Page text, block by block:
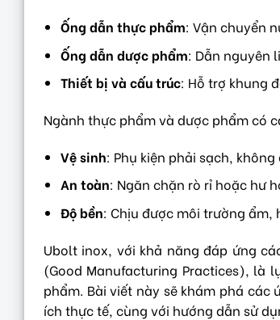
Ống dẫn thực phẩm: Vận chuyển
Ống dẫn dược phẩm: Dẫn nguyên
Thiết bị và cấu trúc: Hỗ trợ khung
Ngành thực phẩm và dược phẩm có
Vệ sinh: Phụ kiện phải sạch,
An toàn: Ngăn chặn rò rỉ hoặc hư
Độ bền: Chịu được môi trường
Ubolt inox, với khả năng đáp ứng
(Good Manufacturing Practices), là
phẩm. Bài viết này sẽ khám phá
ích thực tế, cùng với hướng dẫn sử